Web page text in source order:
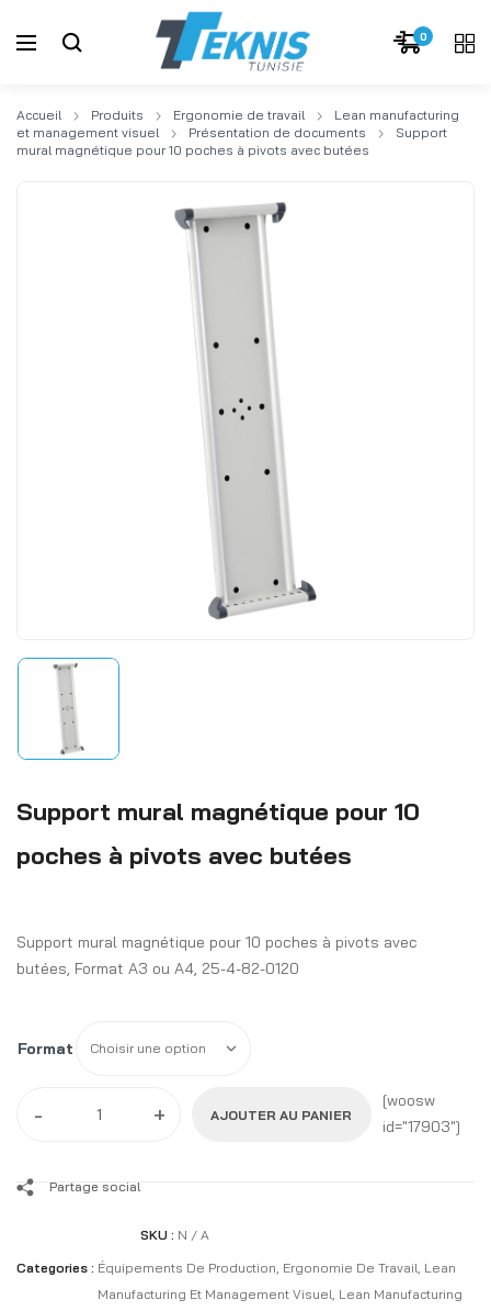
0
Accueil Produits Ergonomie de travail
Lean manufacturing
et management visuel
Présentation de documents
Support
mural magnétique pour 10 poches à pivots avec butées
Support mural magnétique pour 10
poches à pivots avec butées
Support mural magnétique pour 10 poches à pivots avec
butées, Format A3 ou A4, 25-4-82-0120
Format
- + AJOUTER AU PANIER
[woosw
id="17903"]
Partage social
SKU : N / A
Categories : Équipements De Production, Ergonomie De Travail, Lean
Manufacturing Et Management Visuel, Lean Manufacturing